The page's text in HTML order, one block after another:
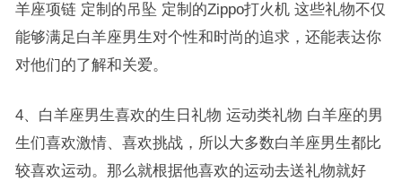
羊座项链 定制的吊坠 定制的Zippo打火机 这些礼物不仅
能够满足白羊座男生对个性和时尚的追求，还能表达你
对他们的了解和关爱。
4、白羊座男生喜欢的生日礼物 运动类礼物 白羊座的男
生们喜欢激情、喜欢挑战，所以大多数白羊座男生都比
较喜欢运动。那么就根据他喜欢的运动去送礼物就好